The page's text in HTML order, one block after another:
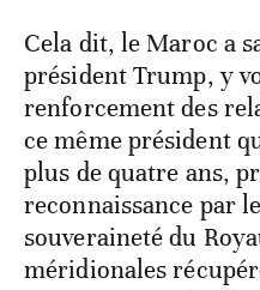
Cela dit, le Maroc a
président Trump, y
renforcement des
ce même président
plus de quatre ans,
reconnaissance par
souveraineté du
méridionales